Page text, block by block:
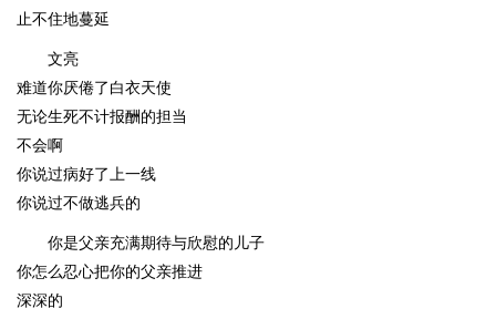
止不住地蔓延
文亮
难道你厌倦了白衣天使
无论生死不计报酬的担当
不会啊
你说过病好了上一线
你说过不做逃兵的
你是父亲充满期待与欣慰的儿子
你怎么忍心把你的父亲推进
深深的